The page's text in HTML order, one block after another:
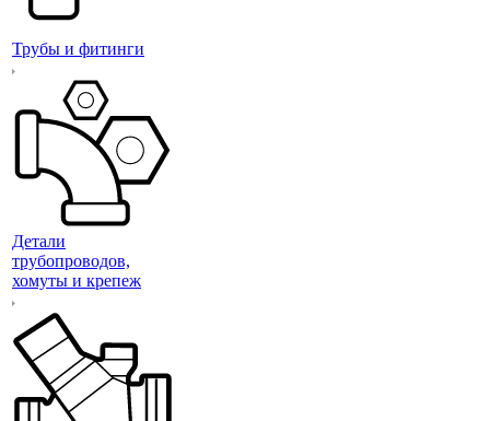
Трубы и фитинги
Детали
трубопроводов,
хомуты и крепеж